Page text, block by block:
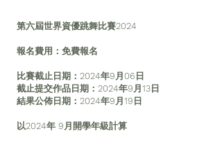
第六屆世界資優跳舞比賽2024
報名費用：免費報名
比賽截止日期：2024年9月06日
截止提交作品日期：2024年9月13日
結果公佈日期：2024年9月19日
​以2024年 9月開學年級計算